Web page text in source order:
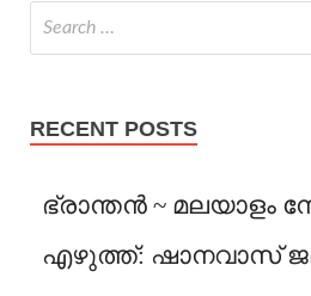
RECENT POSTS
ഭ്രാന്തൻ ~ മലയാളം
എഴുത്ത്: ഷാനവാസ്